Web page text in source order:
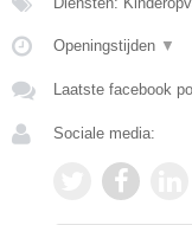
Openingstijden ▼
Laatste facebook
Sociale media: